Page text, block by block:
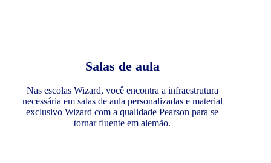
Salas de aula
Nas escolas Wizard, você encontra a infraestrutura
necessária em salas de aula personalizadas e material
exclusivo Wizard com a qualidade Pearson para se
tornar fluente em alemão.